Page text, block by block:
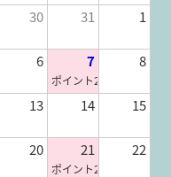
30 31 1
6 7 8
ポイント2倍
13 14 15
20 21 22
ポイント2倍